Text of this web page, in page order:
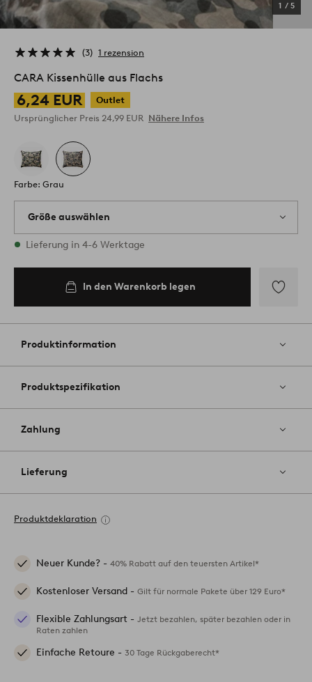
1 / 5
3 1 rezension
CARA Kissenhülle aus Flachs
6,24 EUR
Outlet
Ursprünglicher Preis 24,99 EUR Nähere Infos
Farbe: Grau
Größe auswählen
3 Größen vorrätig
Lieferung in 4-6 Werktage
In den
In den Warenkorb legen
Favoriten
Produktinformation
Produktspezifikation
Zahlung
Lieferung
Produktdeklaration
Neuer Kunde? - 40% Rabatt auf den teuersten Artikel*
Kostenloser Versand - Gilt für normale Pakete über 129 Euro*
Flexible Zahlungsart - Jetzt bezahlen, später bezahlen oder in
Raten zahlen
Einfache Retoure - 30 Tage Rückgaberecht*